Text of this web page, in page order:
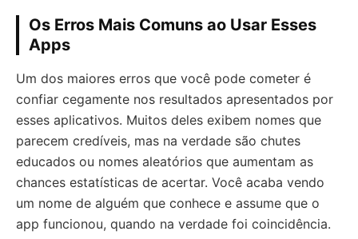
Os Erros Mais Comuns ao Usar Esses
Apps
Um dos maiores erros que você pode cometer é
confiar cegamente nos resultados apresentados por
esses aplicativos. Muitos deles exibem nomes que
parecem credíveis, mas na verdade são chutes
educados ou nomes aleatórios que aumentam as
chances estatísticas de acertar. Você acaba vendo
um nome de alguém que conhece e assume que o
app funcionou, quando na verdade foi coincidência.